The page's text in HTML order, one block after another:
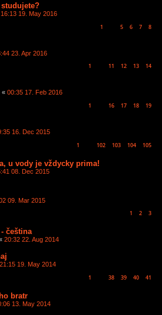
studujete?
16:13 19. May 2016
1 5 6 7 8
23. Apr 2016
1 11 12 13 14
« 00:35 17. Feb 2016
1 16 17 18 19
16. Dec 2015
1 102 103 104 105
u vody je vždycky prima!
08. Dec 2015
09. Mar 2015
1 2 3
čeština
20:32 22. Aug 2014
21:15 19. May 2014
1 38 39 40 41
bratr
13. May 2014